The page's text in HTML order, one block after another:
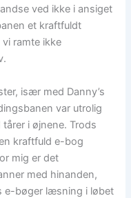
ved ikke i ansiget
et kraftfuldt
ramte ikke
især med Danny’s
var utrolig
i øjnene. Trods
kraftfuld e-bog
mig er det
med hinanden,
e-bøger læsning i løbet